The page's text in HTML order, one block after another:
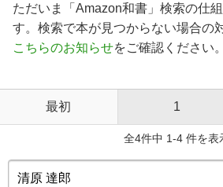
ただいま「Amazon和書」検索の仕
す。検索で本が見つからない場合の
こちらのお知らせをご確認ください。
最初 1
全4件中 1-4 件を表